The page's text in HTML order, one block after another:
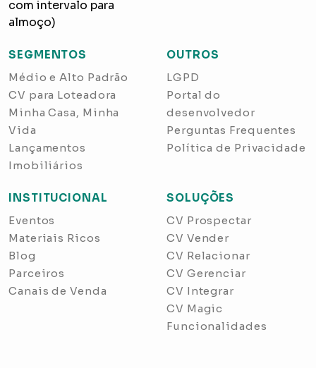
SEGMENTOS
Médio e Alto Padrão
CV para Loteadora
Minha Casa, Minha
Vida
Lançamentos
Imobiliários
OUTROS
LGPD
Portal do
desenvolvedor
Perguntas Frequentes
Política de Privacidade
INSTITUCIONAL
Eventos
Materiais Ricos
Blog
Parceiros
Canais de Venda
SOLUÇÕES
CV Prospectar
CV Vender
CV Relacionar
CV Gerenciar
CV Integrar
CV Magic
Funcionalidades
com intervalo para
almoço)